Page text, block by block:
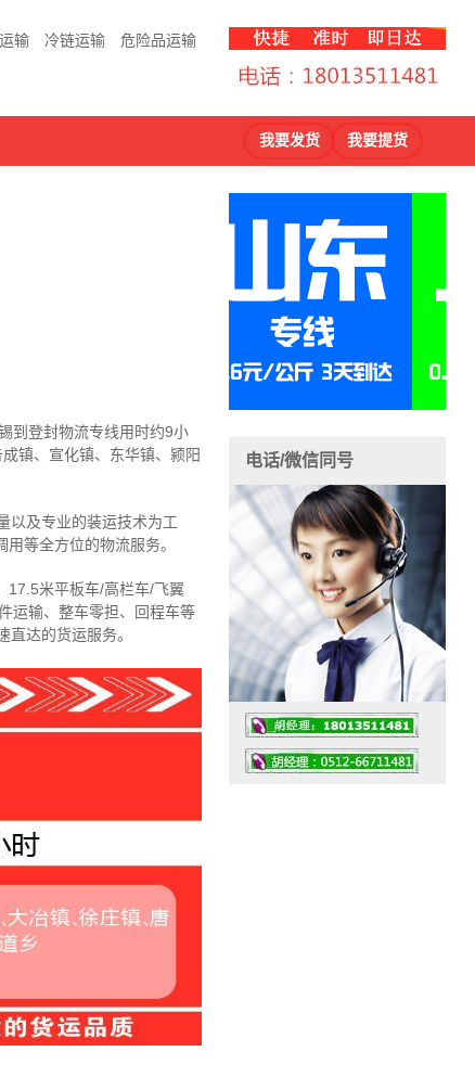
输 冷链运输 危险品运输
我要发货 我要提货
到登封物流专线用时约9小
镇、宣化镇、东华镇、颍阳
以及专业的装运技术为工
等全方位的物流服务。
17.5米平板车/高栏车/飞翼
运输、整车零担、回程车等
达的货运服务。
电话/微信同号